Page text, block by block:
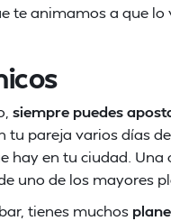
te animamos a que
siempre puedes
tu pareja varios días
hay en tu ciudad.
uno de los mayores
tienes muchos